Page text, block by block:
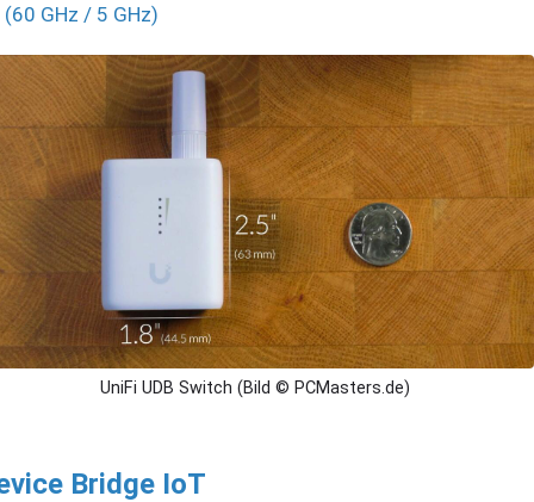
(60 GHz / 5 GHz)
UniFi UDB Switch (Bild © PCMasters.de)
Bridge IoT